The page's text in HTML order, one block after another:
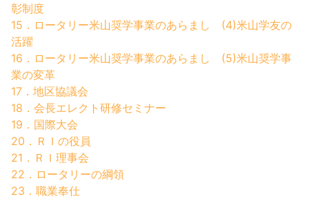
彰制度
15．ロータリー米山奨学事業のあらまし (4)米山学友の
活躍
16．ロータリー米山奨学事業のあらまし (5)米山奨学事
業の変革
17．地区協議会
18．会長エレクト研修セミナー
19．国際大会
20．ＲＩの役員
21．ＲＩ理事会
22．ロータリーの綱領
23．職業奉仕